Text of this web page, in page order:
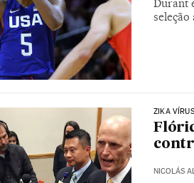
Durant
ZIKA VÍRUS
NICOLÁS